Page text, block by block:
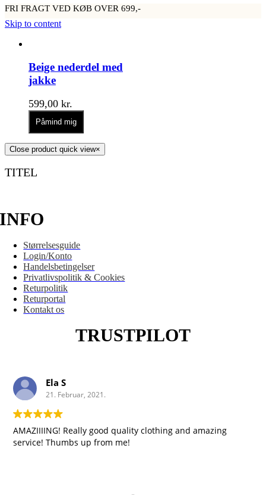
FRI FRAGT VED KØB OVER 699,-
Skip to content
Beige nederdel med
jakke
599,00 kr.
Påmind mig
Close product quick view×
TITEL
INFO
Størrelsesguide
Login/Konto
Handelsbetingelser
Privatlivspolitik & Cookies
Returpolitik
Returportal
Kontakt os
TRUSTPILOT
Ela S
21. Februar, 2021.
AMAZIIIING! Really good quality clothing and amazing
service! Thumbs up from me!